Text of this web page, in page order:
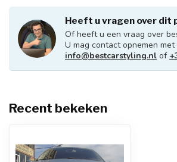
Heeft u vragen over dit
Of heeft u een vraag over
U mag contact opnemen met
info@bestcarstyling.nl of
Recent bekeken